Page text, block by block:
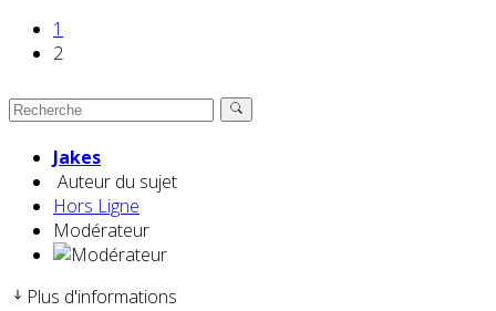
1
2
Jakes
Auteur du sujet
Hors Ligne
Modérateur
Plus d'informations